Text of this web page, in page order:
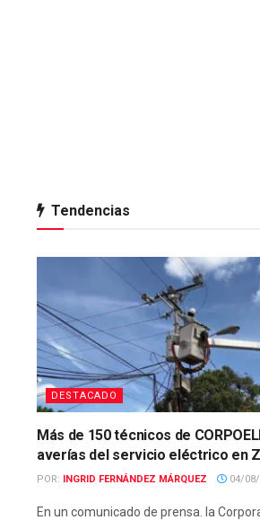
Tendencias
DESTACADO
Más de 150 técnicos de
averías del servicio eléctrico en
POR: INGRID FERNÁNDEZ MÁRQUEZ 04/
En un comunicado de prensa. la